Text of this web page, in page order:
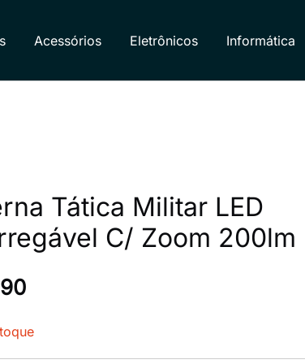
de produtos e atendemos todas as regiões
Acessórios Eletrônicos Informática
Tática Militar LED
C/ Zoom 200lm